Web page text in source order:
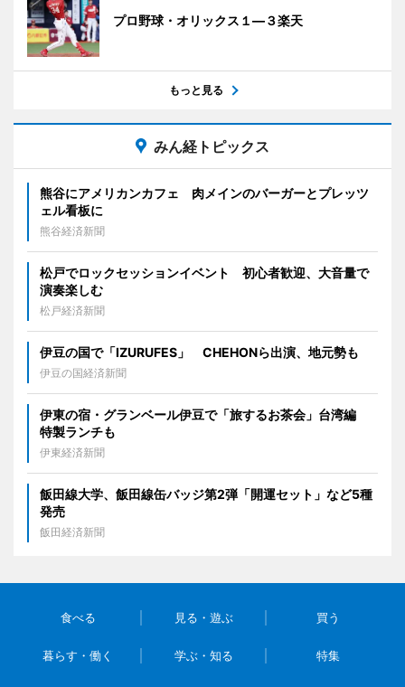
プロ野球・オリックス１―３楽天
もっと見る
みん経トピックス
熊谷にアメリカンカフェ 肉メインのバーガーとプレッツ
ェル看板に
熊谷経済新聞
松戸でロックセッションイベント 初心者歓迎、大音量で
演奏楽しむ
松戸経済新聞
伊豆の国で「IZURUFES」 CHEHONら出演、地元勢も
伊豆の国経済新聞
伊東の宿・グランベール伊豆で「旅するお茶会」台湾編
特製ランチも
伊東経済新聞
飯田線大学、飯田線缶バッジ第2弾「開運セット」など5種
発売
飯田経済新聞
食べる 見る・遊ぶ 買う
暮らす・働く 学ぶ・知る 特集